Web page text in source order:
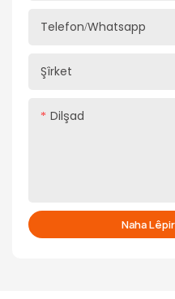
Telefon/whatsapp
Şîrket
Dilşad
Naha